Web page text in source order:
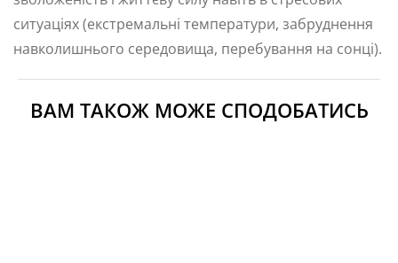
ситуаціях (екстремальні температури, забруднення
навколишнього середовища, перебування на сонці).
ВАМ ТАКОЖ МОЖЕ СПОДОБАТИСЬ